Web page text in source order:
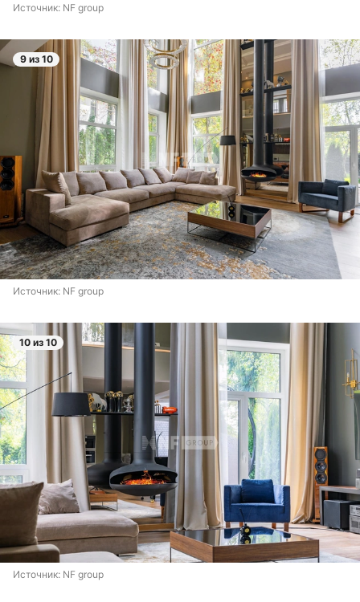
Источник: NF group
9 из 10
Источник: NF group
10 из 10
Источник: NF group